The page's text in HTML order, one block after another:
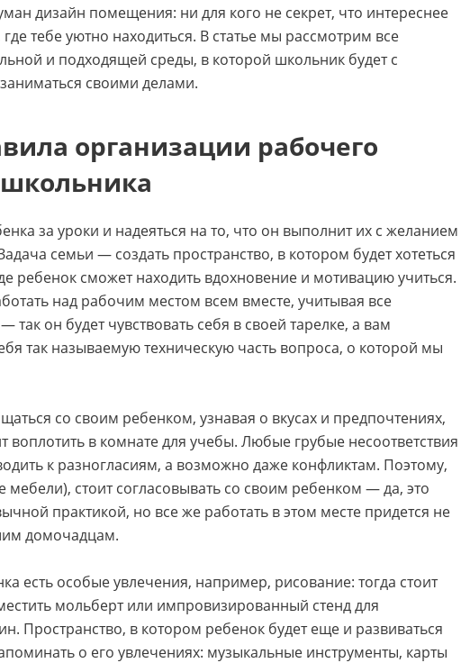
дизайн помещения: ни для кого не секрет, что интереснее
тебе уютно находиться. В статье мы рассмотрим все
и подходящей среды, в которой школьник будет с
своими делами.
организации рабочего
школьника
за уроки и надеяться на то, что он выполнит их с желанием
семьи — создать пространство, в котором будет хотеться
ребенок сможет находить вдохновение и мотивацию учиться.
над рабочим местом всем вместе, учитывая все
он будет чувствовать себя в своей тарелке, а вам
так называемую техническую часть вопроса, о которой мы
со своим ребенком, узнавая о вкусах и предпочтениях,
воплотить в комнате для учебы. Любые грубые несоответствия
к разногласиям, а возможно даже конфликтам. Поэтому,
мебели), стоит согласовывать со своим ребенком — да, это
практикой, но все же работать в этом месте придется не
домочадцам.
есть особые увлечения, например, рисование: тогда стоит
мольберт или импровизированный стенд для
Пространство, в котором ребенок будет еще и развиваться
о его увлечениях: музыкальные инструменты, карты